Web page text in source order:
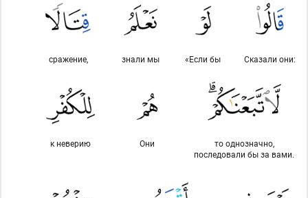
Сказали они:
«Если бы
знали мы
сражение,
то однозначно,
последовали бы за вами.
Они
к неверию